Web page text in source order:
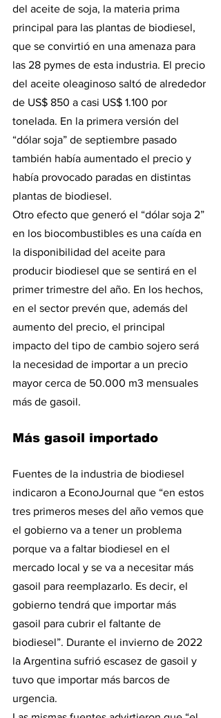
del aceite de soja, la materia prima
principal para las plantas de biodiesel,
que se convirtió en una amenaza para
las 28 pymes de esta industria. El precio
del aceite oleaginoso saltó de alrededor
de US$ 850 a casi US$ 1.100 por
tonelada. En la primera versión del
“dólar soja” de septiembre pasado
también había aumentado el precio y
había provocado paradas en distintas
plantas de biodiesel.
Otro efecto que generó el “dólar soja 2”
en los biocombustibles es una caída en
la disponibilidad del aceite para
producir biodiesel que se sentirá en el
primer trimestre del año. En los hechos,
en el sector prevén que, además del
aumento del precio, el principal
impacto del tipo de cambio sojero será
la necesidad de importar a un precio
mayor cerca de 50.000 m3 mensuales
más de gasoil.
Más gasoil importado
Fuentes de la industria de biodiesel
indicaron a EconoJournal que “en estos
tres primeros meses del año vemos que
el gobierno va a tener un problema
porque va a faltar biodiesel en el
mercado local y se va a necesitar más
gasoil para reemplazarlo. Es decir, el
gobierno tendrá que importar más
gasoil para cubrir el faltante de
biodiesel”. Durante el invierno de 2022
la Argentina sufrió escasez de gasoil y
tuvo que importar más barcos de
urgencia.